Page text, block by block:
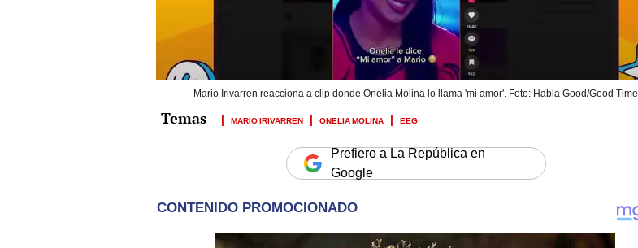
Mario Irivarren reacciona a clip donde Onelia Molina lo llama 'mi amor'. Foto: Habla Good/Good Time
MARIO IRIVARREN ONELIA MOLINA EEG
Prefiero a La República en
Google